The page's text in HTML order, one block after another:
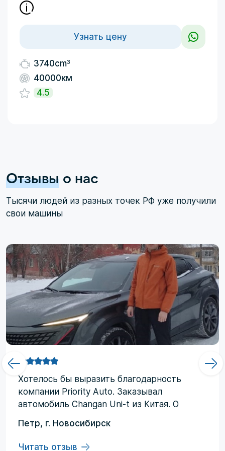
3740cm3
40000км
4.5
Узнать цену
Отзывы о нас
Тысячи людей из разных точек РФ уже получили
свои машины
Хотелоcь бы выразить благодарность
компании Priority Аuto. Заказывал
автомобиль Changan Uni-t из Китая. О
компании узнал от друзей и коллег по
работе. Работал со мной менеджер
Евгений, логисты Ольга и Регина. В начале
Петр, г. Новосибирск
Читать отзыв